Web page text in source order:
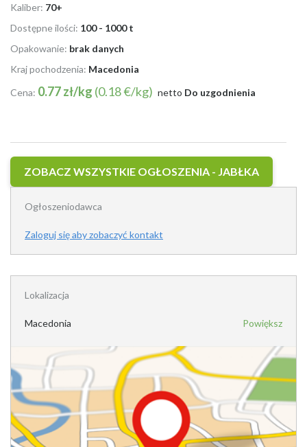
Kaliber: 70+
Dostępne ilości: 100 - 1000 t
Opakowanie: brak danych
Kraj pochodzenia: Macedonia
Cena: 0.77 zł/kg (0.18 €/kg) netto Do uzgodnienia
ZOBACZ WSZYSTKIE OGŁOSZENIA - JABŁKA
Ogłoszeniodawca
Zaloguj się aby zobaczyć kontakt
Lokalizacja
Macedonia Powiększ